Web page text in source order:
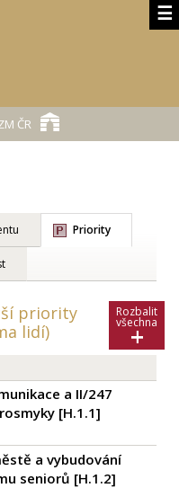
☰
ČR
Priority
priority
lidí)
Rozbalit
všechna
+
a II/247
[H.1.1]
a vybudování
seniorů [H.1.2]